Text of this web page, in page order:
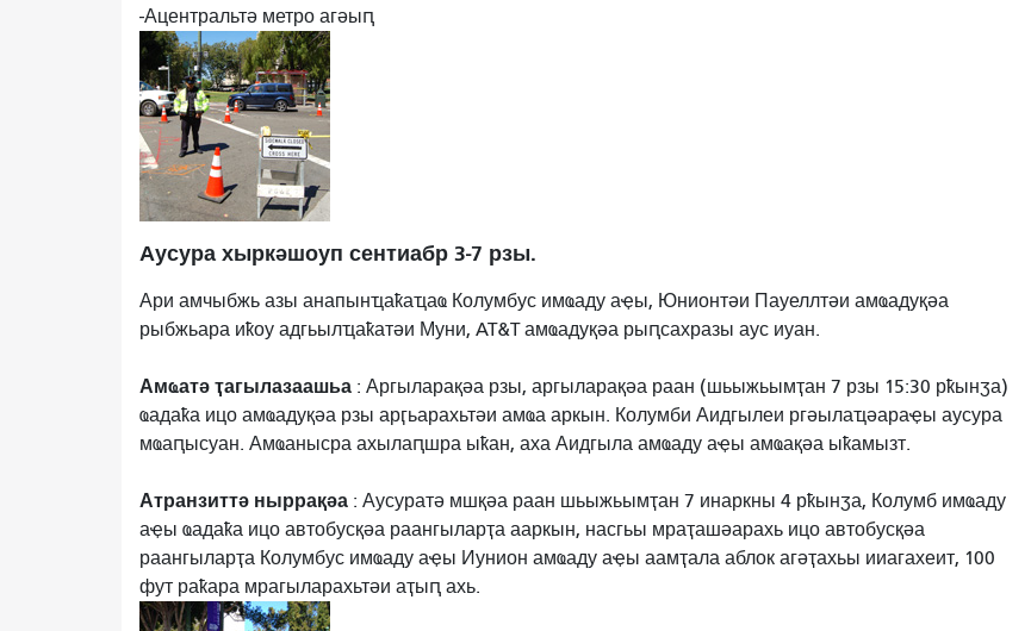
-Ацентральтә метро агәыԥ
Аусура хыркәшоуп сентиабр 3-7 рзы.
Ари амчыбжь азы анапынҵаҟаҵаҩ Колумбус имҩаду аҿы, Юнионтәи Пауеллтәи амҩадуқәа
рыбжьара иҟоу адгьылҵаҟатәи Муни, AT&T амҩадуқәа рыԥсахразы аус иуан.
Амҩатә ҭагылазаашьа : Аргыларақәа рзы, аргыларақәа раан (шьыжьымҭан 7 рзы 15:30 рҟынӡа)
ҩадаҟа ицо амҩадуқәа рзы арӷьарахьтәи амҩа аркын. Колумби Аидгылеи ргәылаҵәараҿы аусура
мҩаԥысуан. Амҩанысра ахылаԥшра ыҟан, аха Аидгыла амҩаду аҿы амҩақәа ыҟамызт.
Атранзиттә ныррақәа : Аусуратә мшқәа раан шьыжьымҭан 7 инаркны 4 рҟынӡа, Колумб имҩаду
аҿы ҩадаҟа ицо автобусқәа раангыларҭа ааркын, насгьы мраҭашәарахь ицо автобусқәа
раангыларҭа Колумбус имҩаду аҿы Иунион амҩаду аҿы аамҭала аблок агәҭахьы ииагахеит, 100
фут раҟара мрагыларахьтәи аҭыԥ ахь.